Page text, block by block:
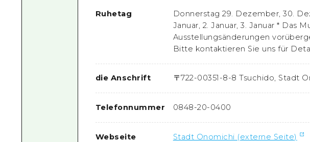
Ruhetag
Donnerstag 29. Dezember, 30.
Januar, 2. Januar, 3. Januar * Das
Ausstellungsänderungen
Bitte kontaktieren Sie uns für
die Anschrift 〒722-00351-8-8 Tsuchido, Stadt
Telefonnummer 0848-20-0400
Webseite Stadt Onomichi (externe Seite)